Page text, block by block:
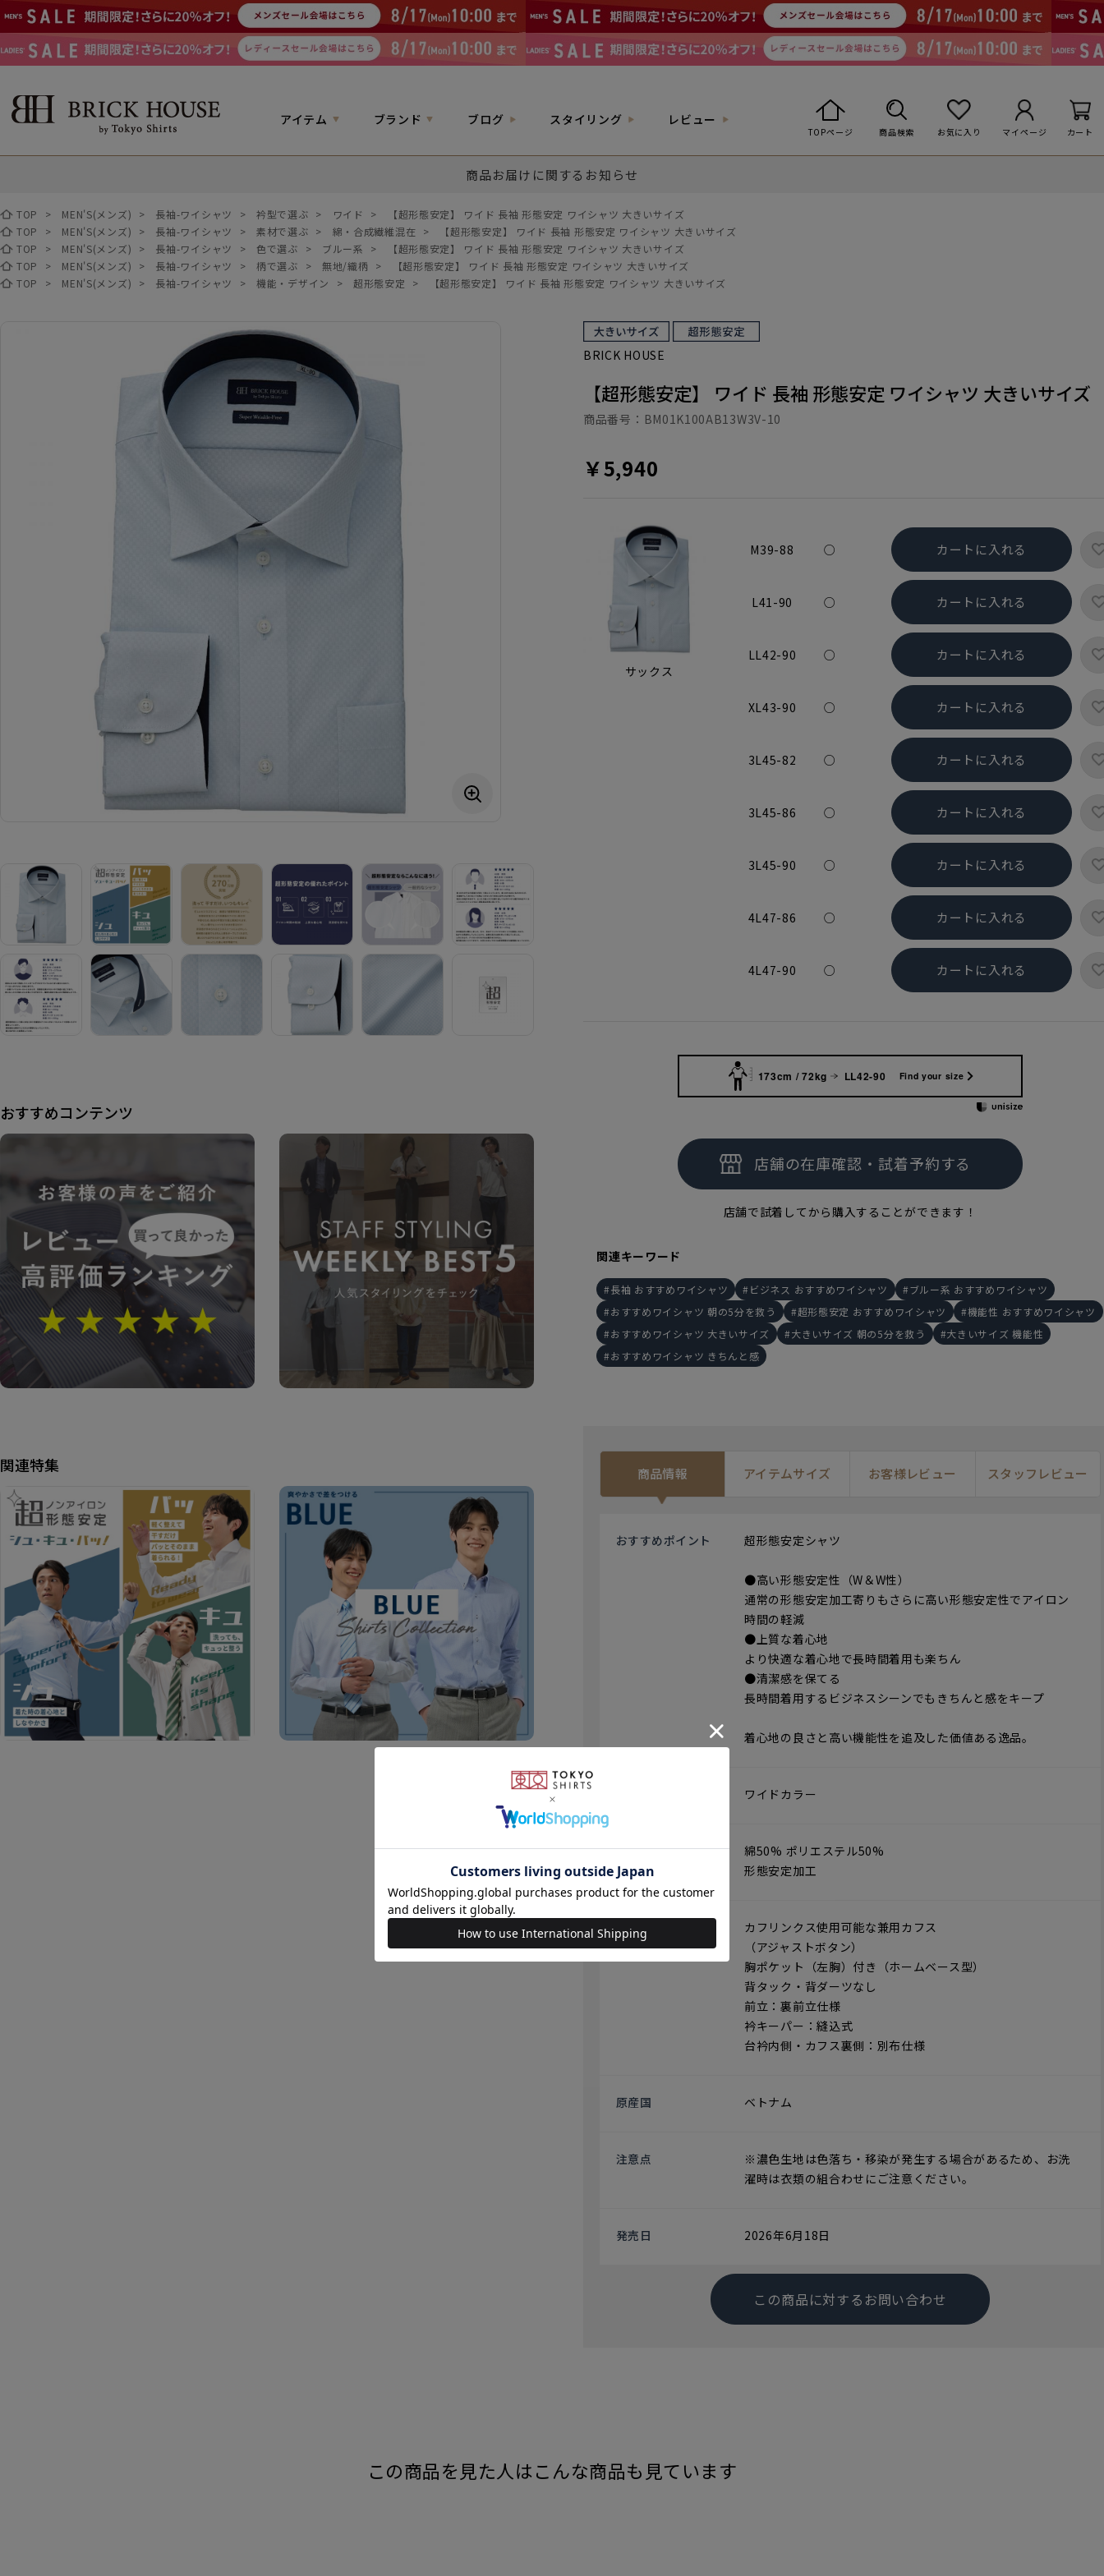
アイテム ブランド ブログ スタイリング レビュー
TOPページ 商品検索 お気に入り マイページ カート
商品お届けに関するお知らせ
TOP > MEN'S(メンズ) > 長袖-ワイシャツ > 衿型で選ぶ > ワイド >
【超形態安定】 ワイド 長袖 形態安定 ワイシャツ 大きいサイズ
TOP
> MEN'S(メンズ) > 長袖-ワイシャツ > 素材で選ぶ > 綿・合成繊維混在 >
【超形態安定】 ワイド 長袖 形態安定 ワイシャツ 大きいサイズ
TOP
> MEN'S(メンズ) > 長袖-ワイシャツ > 色で選ぶ > ブルー系 >
【超形態安定】 ワイド 長袖 形態安定 ワイシャツ 大きいサイズ
TOP
> MEN'S(メンズ) > 長袖-ワイシャツ > 柄で選ぶ > 無地/織柄 >
【超形態安定】 ワイド 長袖 形態安定 ワイシャツ 大きいサイズ
TOP
> MEN'S(メンズ) > 長袖-ワイシャツ > 機能・デザイン > 超形態安定 > 【超形態安定】 ワイド 長袖 形態安定 ワイシャツ 大きいサイズ
おすすめコンテンツ
関連特集
BRICK HOUSE
【超形態安定】 ワイド 長袖 形態安定 ワイシャツ 大きいサイズ
￥5,940
商品番号： BM01K100AB13W3V-10
サックス
M39-88 ○ カートに入れる
L41-90 ○ カートに入れる
LL42-90 ○ カートに入れる
XL43-90 ○ カートに入れる
3L45-82 ○ カートに入れる
3L45-86 ○ カートに入れる
3L45-90 ○ カートに入れる
4L47-86 ○ カートに入れる
4L47-90 ○ カートに入れる
173cm / 72kg LL42-90 Find your size
店舗で試着してから購入することができます！
関連キーワード
長袖 おすすめワイシャツ ビジネス おすすめワイシャツ
ブルー系 おすすめワイシャツ
おすすめワイシャツ 朝の5分を救う
超形態安定 おすすめワイシャツ
機能性 おすすめワイシャツ
おすすめワイシャツ 大きいサイズ
大きいサイズ 朝の5分を救う
大きいサイズ 機能性
おすすめワイシャツ きちんと感
商品情報 アイテムサイズ お客様レビュー スタッフレビュー
おすすめポイント 超形態安定シャツ
●高い形態安定性（W＆W性）
通常の形態安定加工寄りもさらに高い形態安定性でアイロン
時間の軽減
●上質な着心地
より快適な着心地で長時間着用も楽ちん
●清潔感を保てる
長時間着用するビジネスシーンでもきちんと感をキープ
着心地の良さと高い機能性を追及した価値ある逸品。
ワイドカラー
素材
綿50% ポリエステル50%
形態安定加工
仕様
カフリンクス使用可能な兼用カフス
（アジャストボタン）
胸ポケット（左胸）付き（ホームベース型）
背タック・背ダーツなし
前立：裏前立仕様
衿キーパー：縫込式
台衿内側・カフス裏側：別布仕様
原産国 ベトナム
注意点
※濃色生地は色落ち・移染が発生する場合があるため、お洗
濯時は衣類の組合わせにご注意ください。
発売日 2026年6月18日
この商品に対するお問い合わせ
この商品を見た人はこんな商品も見ています